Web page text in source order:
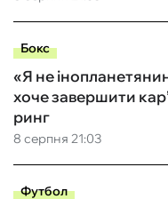
Бокс
8 серпня 21:03
«Я не
хоче завершити
ринг
Футбол